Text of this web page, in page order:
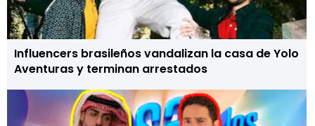
Influencers brasileños vandalizan la casa de Yolo
Aventuras y terminan arrestados